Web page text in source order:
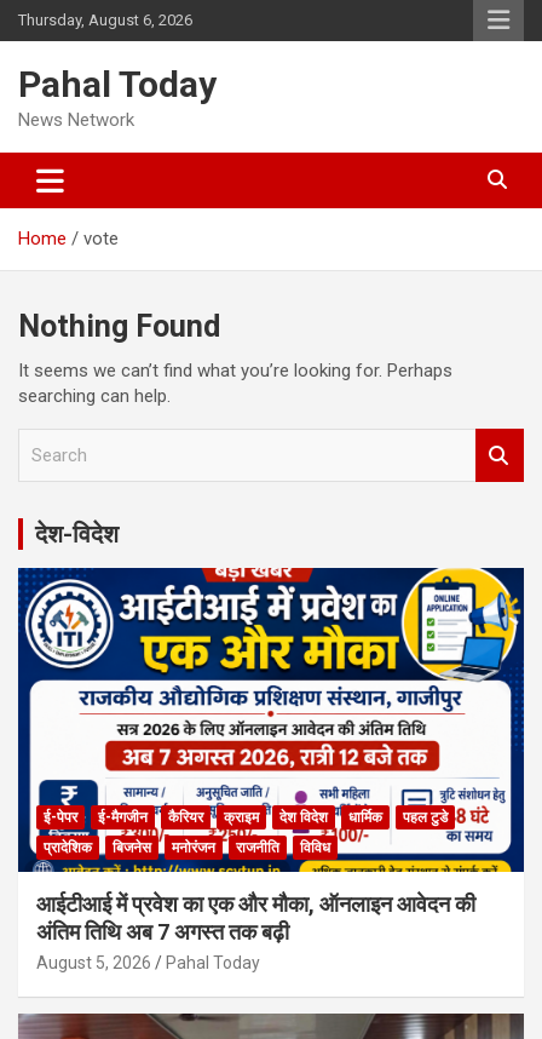
Skip
to
Thursday, August 6, 2026
Pahal Today
News Network
Home vote
Nothing Found
It seems we can’t find what you’re looking for. Perhaps
searching can help.
r
h
देश-विदेश
ई-पेपर ई-मैगजीन कैरियर क्राइम देश विदेश धार्मिक
पहल टुडे
प्रादेशिक
बिजनेस मनोरंजन राजनीति विविध
आईटीआई में प्रवेश का एक और मौका, ऑनलाइन आवेदन की
अंतिम तिथि अब 7 अगस्त तक बढ़ी
August 5, 2026 Pahal Today